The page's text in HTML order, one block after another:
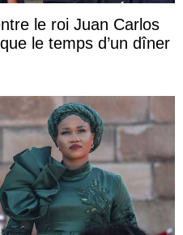
le roi Juan Carlos
le temps d’un dîner